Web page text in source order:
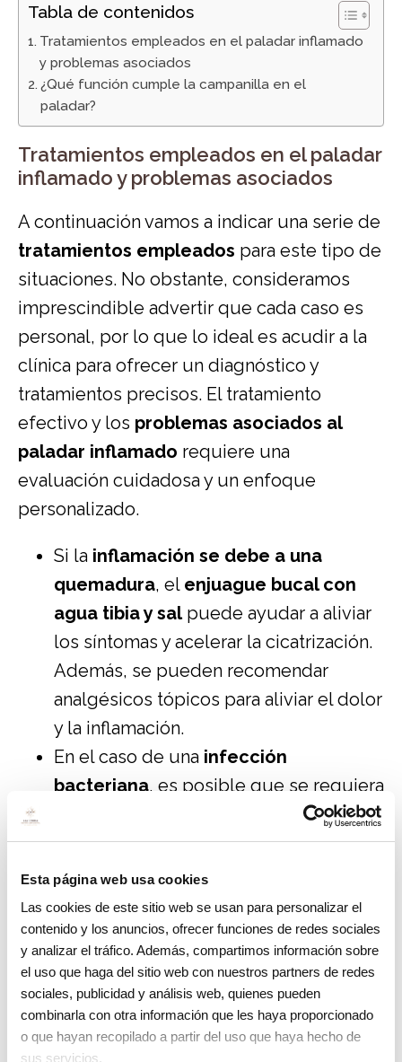
Esta página web usa cookies
Las cookies de este sitio web se usan para personalizar el
contenido y los anuncios, ofrecer funciones de redes sociales
y analizar el tráfico. Además, compartimos información sobre
el uso que haga del sitio web con nuestros partners de redes
sociales, publicidad y análisis web, quienes pueden
combinarla con otra información que les haya proporcionado
o que hayan recopilado a partir del uso que haya hecho de
sus servicios.
Tabla de contenidos
Tratamientos empleados en el paladar inflamado
y problemas asociados
¿Qué función cumple la campanilla en el
paladar?
Tratamientos empleados en el paladar
inflamado y problemas asociados
A continuación vamos a indicar una serie de
tratamientos empleados para este tipo de
situaciones. No obstante, consideramos
imprescindible advertir que cada caso es
personal, por lo que lo ideal es acudir a la
clínica para ofrecer un diagnóstico y
tratamientos precisos. El tratamiento
efectivo y los problemas asociados al
paladar inflamado requiere una
evaluación cuidadosa y un enfoque
personalizado.
Si la inflamación se debe a una
quemadura, el enjuague bucal con
agua tibia y salpuede ayudar a aliviar
los síntomas y acelerar la cicatrización.
Además, se pueden recomendar
analgésicos tópicos para aliviar el dolor
y la inflamación.
En el caso de una infección
bacteriana, es posible que se requiera
tratamiento con antibióticospara
eliminar la infección y reducir la
inflamación. Nuestros dentistas
realizarán un examen exhaustivo para
determinar la causa exacta de la
inflamación y prescribir el tratamiento
más adecuado.
Si se sospecha unainfección fúngica,
se puedenrecetar antifúngicos